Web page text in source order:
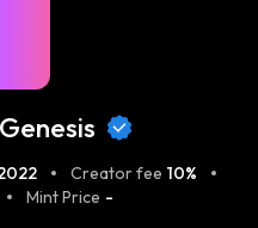
Creator fee 10%
Mint Price -